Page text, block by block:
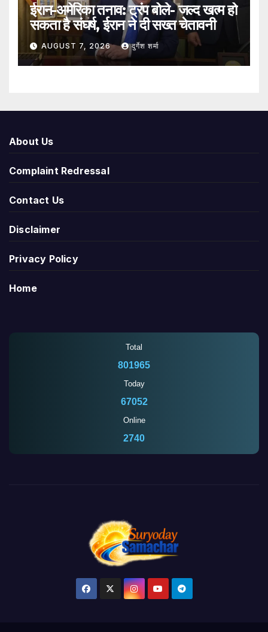
ईरान-अमेरिका तनाव: ट्रंप बोले- जल्द खत्म हो
सकता है संघर्ष, ईरान ने दी सख्त चेतावनी
AUGUST 7, 2026 दुर्गेश शर्मा
About Us
Complaint Redressal
Contact Us
Disclaimer
Privacy Policy
Home
Total
801965
Today
67052
Online
2740